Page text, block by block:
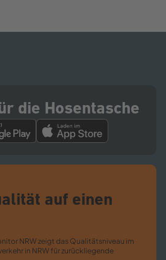
die Hosentasche
auf einen
NRW zeigt das Qualitätsniveau im
in NRW für zurückliegende